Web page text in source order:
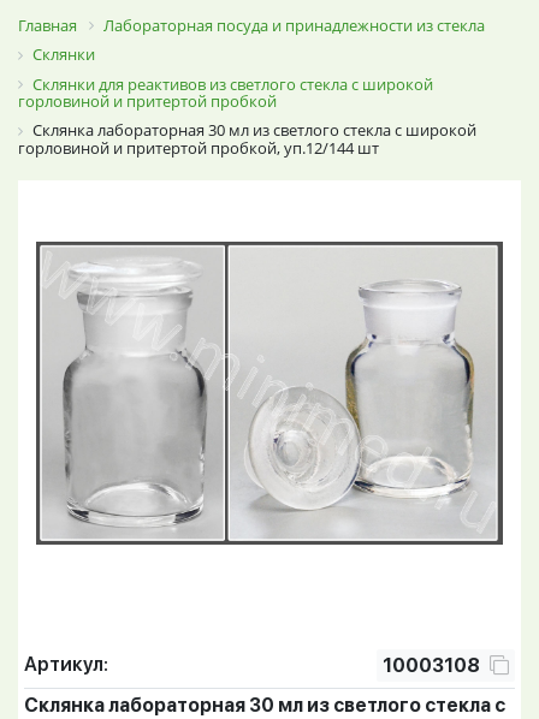
Главная
Лабораторная посуда и принадлежности из стекла
Склянки
Склянки для реактивов из светлого стекла с широкой
горловиной и притертой пробкой
Склянка лабораторная 30 мл из светлого стекла с широкой
горловиной и притертой пробкой, уп.12/144 шт
Артикул:
10003108
Склянка лабораторная 30 мл из светлого стекла с